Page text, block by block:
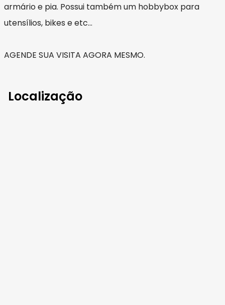
armário e pia. Possui também um hobbybox para
utensílios, bikes e etc...
AGENDE SUA VISITA AGORA MESMO.
Localização